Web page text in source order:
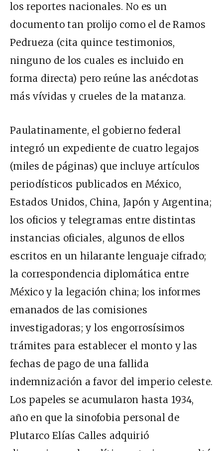
los reportes nacionales. No es un
documento tan prolijo como el de Ramos
Pedrueza (cita quince testimonios,
ninguno de los cuales es incluido en
forma directa) pero reúne las anécdotas
más vívidas y crueles de la matanza.
Paulatinamente, el gobierno federal
integró un expediente de cuatro legajos
(miles de páginas) que incluye artículos
periodísticos publicados en México,
Estados Unidos, China, Japón y Argentina;
los oficios y telegramas entre distintas
instancias oficiales, algunos de ellos
escritos en un hilarante lenguaje cifrado;
la correspondencia diplomática entre
México y la legación china; los informes
emanados de las comisiones
investigadoras; y los engorrosísimos
trámites para establecer el monto y las
fechas de pago de una fallida
indemnización a favor del imperio celeste.
Los papeles se acumularon hasta 1934,
año en que la sinofobia personal de
Plutarco Elías Calles adquirió